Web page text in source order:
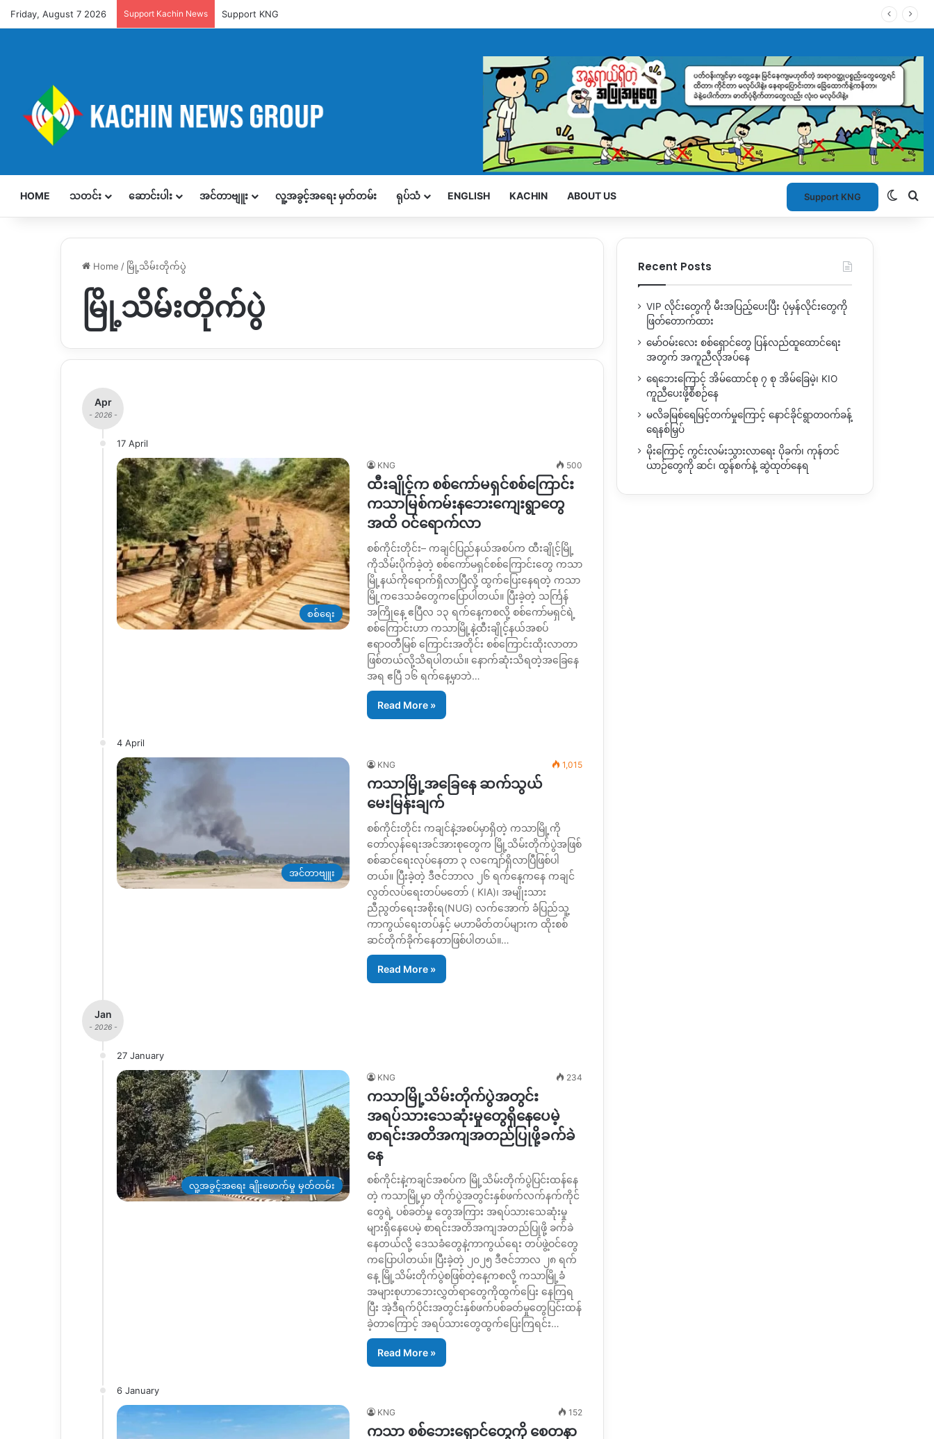
Friday, August 7 2026 Support Kachin News Support KNG
HOME သတင်း ဆောင်းပါး အင်တာဗျူး လူ့အခွင့်အရေး မှတ်တမ်း ရုပ်သံ ENGLISH KACHIN ABOUT US Support KNG
Home / မြို့သိမ်းတိုက်ပွဲ
မြို့သိမ်းတိုက်ပွဲ
Apr
- 2026 -
17 April
စစ်ရေး
KNG 500
ထီးချိုင့်က စစ်ကော်မရှင်စစ်ကြောင်း
ကသာမြစ်ကမ်းနဘေးကျေးရွာတွေ
အထိ ဝင်ရောက်လာ
စစ်ကိုင်းတိုင်း– ကချင်ပြည်နယ်အစပ်က ထီးချိုင့်မြို့
ကိုသိမ်းပိုက်ခဲ့တဲ့ စစ်ကော်မရှင်စစ်ကြောင်းတွေ ကသာ
မြို့နယ်ကိုရောက်ရှိလာပြီလို့ ထွက်ပြေးနေရတဲ့ ကသာ
မြို့ကဒေသခံတွေကပြောပါတယ်။ ပြီးခဲ့တဲ့ သင်္ကြန်
အကြိုနေ့ ဧပြီလ ၁၃ ရက်နေ့ကစလို့ စစ်ကော်မရှင်ရဲ့
စစ်ကြောင်းဟာ ကသာမြို့နဲ့ထီးချိုင့်နယ်အစပ်
ဧရာဝတီမြစ် ကြောင်းအတိုင်း စစ်ကြောင်းထိုးလာတာ
ဖြစ်တယ်လို့သိရပါတယ်။ နောက်ဆုံးသိရတဲ့အခြေနေ
အရ ဧပြီ ၁၆ ရက်နေ့မှာဘဲ…
Read More »
4 April
အင်တာဗျူး
KNG 1,015
ကသာမြို့အခြေနေ ဆက်သွယ်
မေးမြန်းချက်
စစ်ကိုင်းတိုင်း ကချင်နဲ့အစပ်မှာရှိတဲ့ ကသာမြို့ကို
တော်လှန်ရေးအင်အားစုတွေက မြို့သိမ်းတိုက်ပွဲအဖြစ်
စစ်ဆင်ရေးလုပ်နေတာ ၃ လကျော်ရှိလာပြီဖြစ်ပါ
တယ်။ ပြီးခဲ့တဲ့ ဒီဇင်ဘာလ ၂၆ ရက်နေ့ကနေ ကချင်
လွတ်လပ်ရေးတပ်မတော် ( KIA)၊ အမျိုးသား
ညီညွတ်ရေးအစိုးရ(NUG) လက်အောက် ခံပြည်သူ့
ကာကွယ်ရေးတပ်နှင့် မဟာမိတ်တပ်များက ထိုးစစ်
ဆင်တိုက်ခိုက်နေတာဖြစ်ပါတယ်။…
Read More »
Jan
- 2026 -
27 January
လူ့အခွင့်အရေး ချိုးဖောက်မှု မှတ်တမ်း
KNG 234
ကသာမြို့သိမ်းတိုက်ပွဲအတွင်း
အရပ်သားသေဆုံးမှုတွေရှိနေပေမဲ့
စာရင်းအတိအကျအတည်ပြုဖို့ခက်ခဲ
နေ
စစ်ကိုင်းနဲ့ကချင်အစပ်က မြို့သိမ်းတိုက်ပွဲပြင်းထန်နေ
တဲ့ ကသာမြို့မှာ တိုက်ပွဲအတွင်းနှစ်ဖက်လက်နက်ကိုင်
တွေရဲ့ ပစ်ခတ်မှု တွေအကြား အရပ်သားသေဆုံးမှု
များရှိနေပေမဲ့ စာရင်းအတိအကျအတည်ပြုဖို့ ခက်ခဲ
နေတယ်လို့ ဒေသခံတွေနဲ့ကာကွယ်ရေး တပ်ဖွဲ့ဝင်တွေ
ကပြောပါတယ်။ ပြီးခဲ့တဲ့ ၂၀၂၅ ဒီဇင်ဘာလ ၂၈ ရက်
နေ့ မြို့သိမ်းတိုက်ပွဲစဖြစ်တဲ့နေ့ကစလို့ ကသာမြို့ခံ
အများစုဟာ‌ဘေးလွှတ်ရာတွေကိုထွက်ပြေး နေကြရ
ပြီး အဲ့ဒီရက်ပိုင်းအတွင်းနှစ်ဖက်ပစ်ခတ်မှုတွေပြင်းထန်
ခဲ့တာကြောင့် အရပ်သားတွေထွက်ပြေးကြရင်း…
Read More »
6 January
KNG 152
ကသာ စစ်ဘေးရှောင်တွေကို စေတနာ
Recent Posts
VIP လိုင်းတွေကို မီးအပြည့်ပေးပြီး ပုံမှန်လိုင်းတွေကို
ဖြတ်တောက်ထား
မော်ဝမ်းလေး စစ်ရှောင်တွေ ပြန်လည်ထူထောင်ရေး
အတွက် အကူညီလိုအပ်နေ
ရေဘေးကြောင့် အိမ်ထောင်စု ၇ စု အိမ်ခြေမဲ့၊ KIO
ကူညီပေးဖို့စီစဉ်နေ
မလိခမြစ်ရေမြင့်တက်မှုကြောင့် နောင်ခိုင်ရွာတဝက်ခန့်
ရေနစ်မြှပ်
မိုးကြောင့် ကွင်းလမ်းသွားလာရေး ပိုခက်၊ ကုန်တင်
ယာဉ်တွေကို ဆင်၊ ထွန်စက်နဲ့ ဆွဲထုတ်နေရ